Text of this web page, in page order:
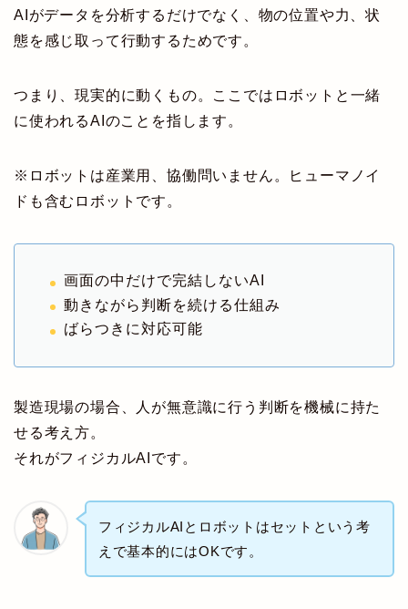
AIがデータを分析するだけでなく、物の位置や力、状
態を感じ取って行動するためです。
つまり、現実的に動くもの。ここではロボットと一緒
に使われるAIのことを指します。
※ロボットは産業用、協働問いません。ヒューマノイ
ドも含むロボットです。
画面の中だけで完結しないAI
動きながら判断を続ける仕組み
ばらつきに対応可能
製造現場の場合、人が無意識に行う判断を機械に持た
せる考え方。
それがフィジカルAIです。
フィジカルAIとロボットはセットという考
えで基本的にはOKです。